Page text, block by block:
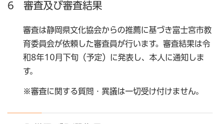
6 審査及び審査結果
審査は静岡県文化協会からの推薦に基づき富士宮市教
育委員会が依頼した審査員が行います。審査結果は令
和8年10月下旬（予定）に発表し、本人に通知しま
す。
※審査に関する質問・異議は一切受け付けません。